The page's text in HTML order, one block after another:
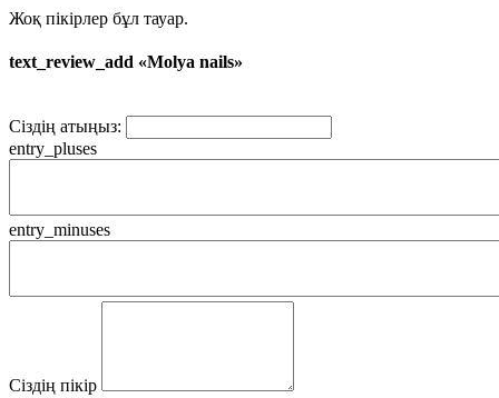
Жоқ пікірлер бұл тауар.
text_review_add «Molya nails»
Сіздің атыңыз:
entry_pluses
entry_minuses
Сіздің пікір